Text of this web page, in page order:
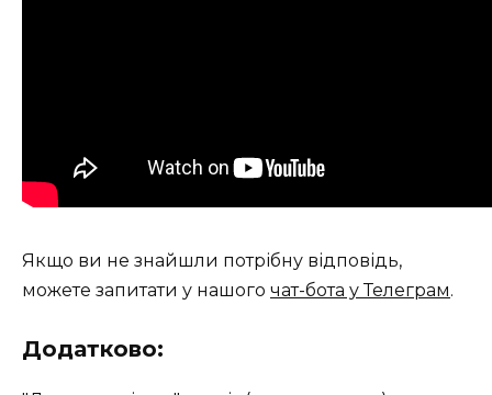
Якщо ви не знайшли потрібну відповідь,
можете запитати у нашого чат-бота у Телеграм.
Додатково: